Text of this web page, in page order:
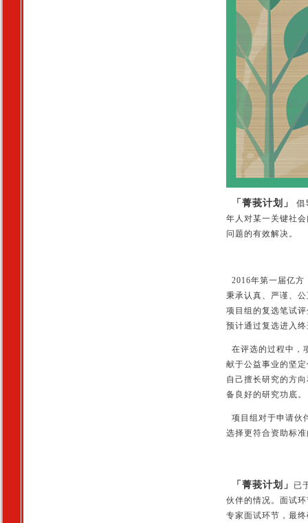
「菁莪计划」
倡
年人对某一关键社
问题的有效解决。
2016年第一届亿方
秉承认真、严谨、
项目组的复选笔试
预计通过复选进入
在评选的过程中，
献于公益事业的坚
自己擅长研究的方
备良好的研究功底。
项目组对于申请伙
选择更符合资助标
「菁莪计划」
已
伙伴的情况。面试
专家面试环节，最